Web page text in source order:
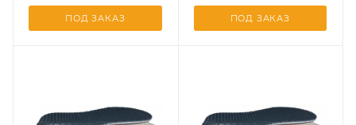
ПОД ЗАКАЗ ПОД ЗАКАЗ